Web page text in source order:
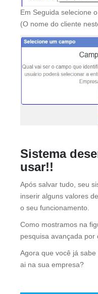
Em Seguida selecione
(O nome do cliente
Sistema
usar!!
Após salvar tudo, seu
inserir alguns valores
o seu funcionamento.
Como mostramos na
pesquisa avançada por
Agora que você já
ai na sua empresa?